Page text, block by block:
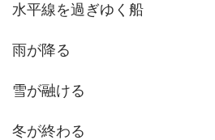
水平線を過ぎゆく船
雨が降る
雪が融ける
冬が終わる